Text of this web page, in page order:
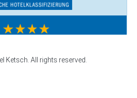
Ketsch. All rights reserved.